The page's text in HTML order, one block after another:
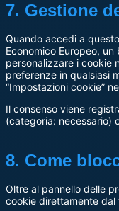
7. Gestione
Quando accedi a
Economico Europeo,
personalizzare i cookie
preferenze in qualsiasi
“Impostazioni cookie”
Il consenso viene
(categoria: necessario)
8. Come
Oltre al pannello delle
cookie direttamente dal